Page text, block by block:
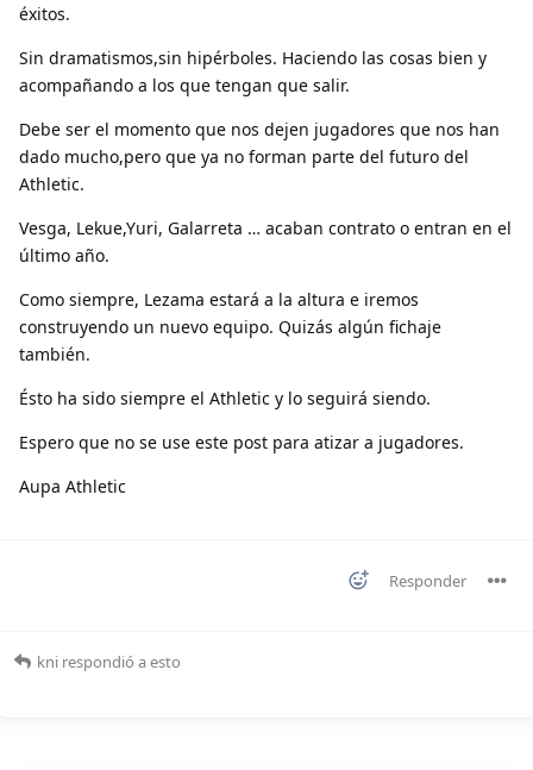
éxitos.
Sin dramatismos,sin hipérboles. Haciendo las cosas bien y
acompañando a los que tengan que salir.
Debe ser el momento que nos dejen jugadores que nos han
dado mucho,pero que ya no forman parte del futuro del
Athletic.
Vesga, Lekue,Yuri, Galarreta … acaban contrato o entran en el
último año.
Como siempre, Lezama estará a la altura e iremos
construyendo un nuevo equipo. Quizás algún fichaje
también.
Ésto ha sido siempre el Athletic y lo seguirá siendo.
Espero que no se use este post para atizar a jugadores.
Aupa Athletic
Responder
kni respondió a esto